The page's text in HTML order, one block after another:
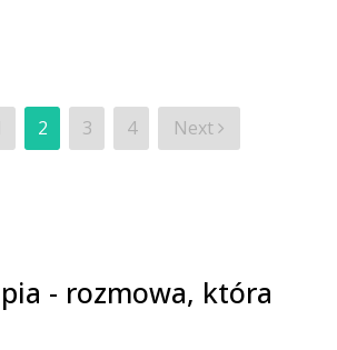
2 3 4 Next
- rozmowa, która